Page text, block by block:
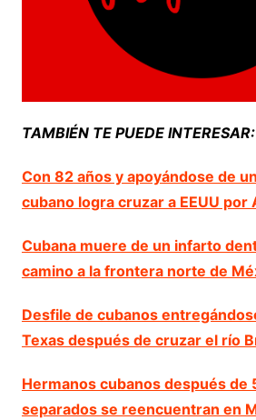
TAMBIÉN TE PUEDE INTERESAR:
Con 82 años y apoyándose de
cubano logra cruzar a EEUU por
Cubana muere de un infarto
camino a la frontera norte de
Desfile de cubanos
Texas después de cruzar el río
Hermanos cubanos después de
separados se reencuentran en